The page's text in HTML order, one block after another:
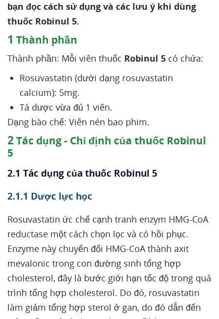
bạn đọc cách sử dụng và các lưu ý khi dùng
thuốc Robinul 5.
1 Thành phần
Thành phần: Mỗi viên thuốc Robinul 5 có chứa:
Rosuvastatin (dưới dạng rosuvastatin
calcium): 5mg.
Tá dược vừa đủ 1 viên.
Dạng bào chế: Viên nén bao phim.
2Tác dụng - Chỉ định của thuốc Robinul
5
2.1 Tác dụng của thuốc Robinul 5
2.1.1 Dược lực học
Rosuvastatin ức chế cạnh tranh enzym HMG-CoA
reductase một cách chọn lọc và có hồi phục.
Enzyme này chuyển đổi HMG-CoA thành axit
mevalonic trong con đường sinh tổng hợp
cholesterol, đây là bước giới hạn tốc độ trong quá
trình tổng hợp cholesterol. Do đó, rosuvastatin
làm giảm tổng hợp sterol ở gan, do đó dẫn đến